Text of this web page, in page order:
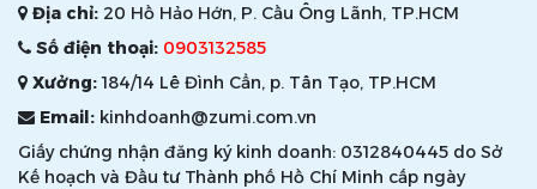
Địa chỉ: 20 Hồ Hảo Hớn, P. Cầu Ông Lãnh, TP.HCM
Số điện thoại: 0903132585
Xưởng:184/14 Lê Đình Cẩn, p. Tân Tạo, TP.HCM
Email: kinhdoanh@zumi.com.vn
Giấy chứng nhận đăng ký kinh doanh: 0312840445 do Sở
Kế hoạch và Đầu tư Thành phố Hồ Chí Minh cấp ngày